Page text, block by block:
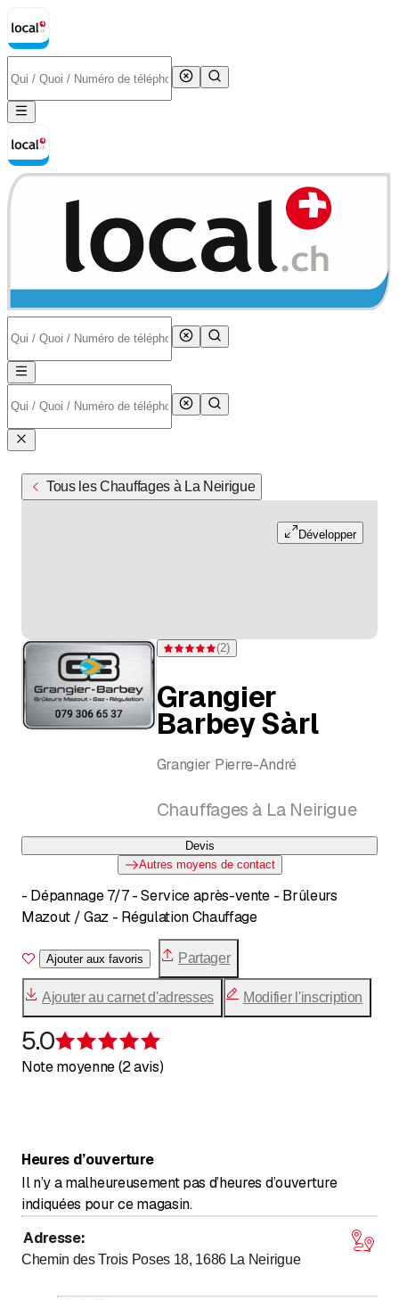
Tous les Chauffages à La Neirigue
Développer
Note 5 sur 5 étoiles pour 2 évaluations
(2)
Grangier
Barbey Sàrl
Grangier Pierre-André
Chauffages à La Neirigue
Devis
Autres moyens de contact
- Dépannage 7/7 - Service après-vente - Brûleurs
Mazout / Gaz - Régulation Chauffage
Ajouter aux favoris Partager
Ajouter au carnet d'adresses Modifier l'inscription
5.0
Note moyenne (2 avis)
Heures d’ouverture
Il n’y a malheureusement pas d’heures d’ouverture
indiquées pour ce magasin.
Adresse:
Chemin des Trois Poses 18, 1686 La Neirigue